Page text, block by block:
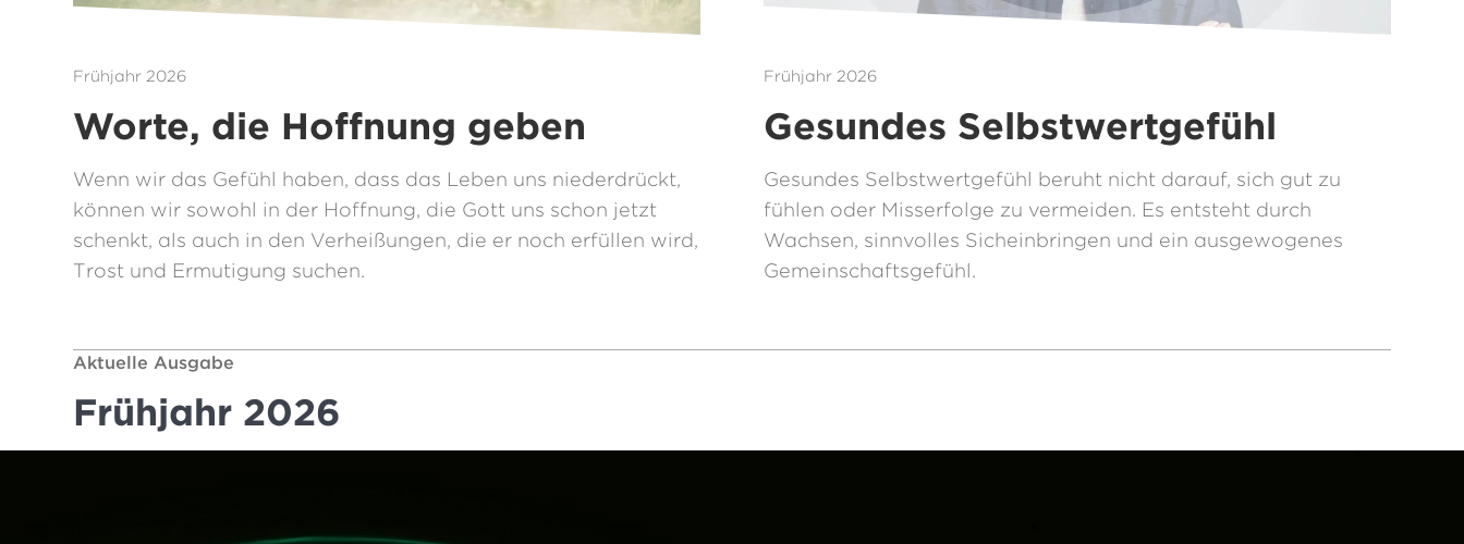
Frühjahr 2026
Worte, die Hoffnung geben
Wenn wir das Gefühl haben, dass das Leben uns niederdrückt,
können wir sowohl in der Hoffnung, die Gott uns schon jetzt
schenkt, als auch in den Verheißungen, die er noch erfüllen wird,
Trost und Ermutigung suchen.
Frühjahr 2026
Gesundes Selbstwertgefühl
Gesundes Selbstwertgefühl beruht nicht darauf, sich gut zu
fühlen oder Misserfolge zu vermeiden. Es entsteht durch
Wachsen, sinnvolles Sicheinbringen und ein ausgewogenes
Gemeinschaftsgefühl.
Aktuelle Ausgabe
Frühjahr 2026